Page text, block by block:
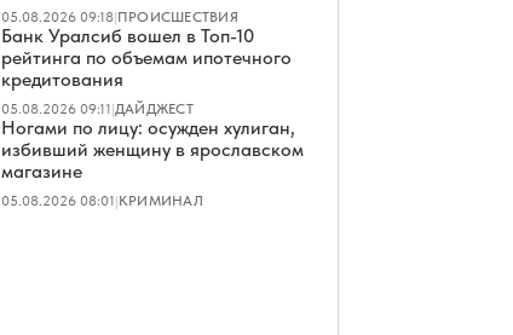
05.08.2026 09:18|ПРОИСШЕСТВИЯ
Банк Уралсиб вошел в Топ-10
рейтинга по объемам ипотечного
кредитования
05.08.2026 09:11|ДАЙДЖЕСТ
Ногами по лицу: осужден хулиган,
избивший женщину в ярославском
магазине
05.08.2026 08:01|КРИМИНАЛ